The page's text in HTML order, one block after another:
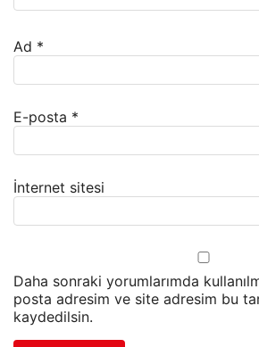
Ad *
E-posta *
İnternet sitesi
Daha sonraki yorumlarımda
posta adresim ve site adresim bu
kaydedilsin.